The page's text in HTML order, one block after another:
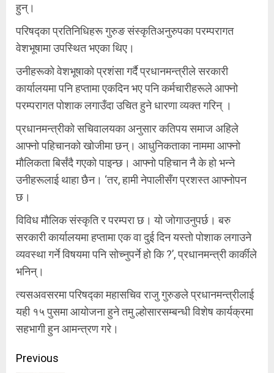
हुन्।
परिषद्का प्रतिनिधिहरू गुरुङ संस्कृतिअनुरुपका परम्परागत
वेशभूषामा उपस्थित भएका थिए।
उनीहरूको वेशभूषाको प्रशंसा गर्दै प्रधानमन्त्रीले सरकारी
कार्यालयमा पनि हप्तामा एकदिन भए पनि कर्मचारीहरूले आफ्नो
परम्परागत पोशाक लगाउँदा उचित हुने धारणा व्यक्त गरिन् ।
प्रधानमन्त्रीको सचिवालयका अनुसार कतिपय समाज अहिले
आफ्नो पहिचानको खोजीमा छन्। आधुनिकताका नाममा आफ्नो
मौलिकता बिर्संदै गएको पाइन्छ। आफ्नो पहिचान नै के हो भन्ने
उनीहरूलाई थाहा छैन। ‘तर, हामी नेपालीसँग प्रशस्त आफ्नोपन
छ।
विविध मौलिक संस्कृति र परम्परा छ। यो जोगाउनुपर्छ। बरु
सरकारी कार्यालयमा हप्तामा एक वा दुई दिन यस्तो पोशाक लगाउने
व्यवस्था गर्ने विषयमा पनि सोच्नुपर्ने हो कि ?’, प्रधानमन्त्री कार्कीले
भनिन्।
त्यसअवसरमा परिषद्का महासचिव राजु गुरुङले प्रधानमन्त्रीलाई
यही १५ पुसमा आयोजना हुने तमु ल्होसारसम्बन्धी विशेष कार्यक्रमा
सहभागी हुन आमन्त्रण गरे।
Continue
Previous